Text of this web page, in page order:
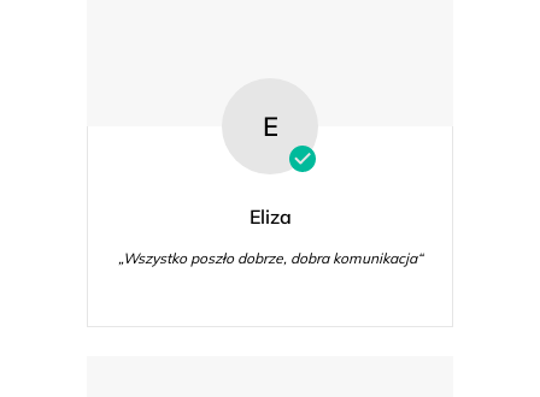
E
Eliza
„Wszystko poszło dobrze, dobra komunikacja“